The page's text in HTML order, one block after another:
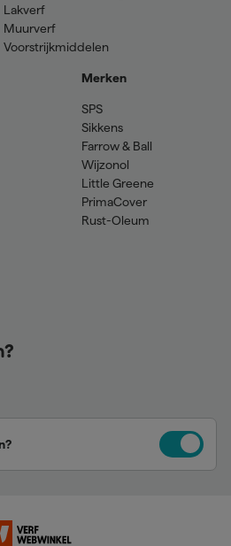
Lakverf
Muurverf
Voorstrijkmiddelen
Merken
SPS
Sikkens
Farrow & Ball
Wijzonol
Little Greene
PrimaCover
Rust-Oleum